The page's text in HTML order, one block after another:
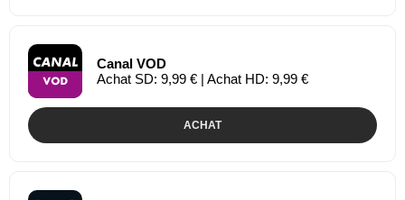
Canal VOD
Achat SD: 9,99 € | Achat HD: 9,99 €
ACHAT